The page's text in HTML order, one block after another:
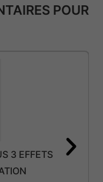
POUR
3 EFFETS